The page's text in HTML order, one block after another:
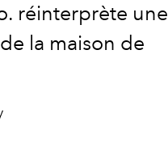
réinterprète une
la maison de